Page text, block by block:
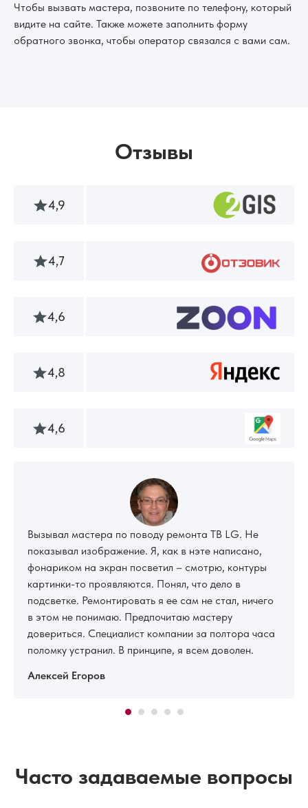
Чтобы вызвать мастера, позвоните по телефону, который
видите на сайте. Также можете заполнить форму
обратного звонка, чтобы оператор связался с вами сам.
Отзывы
4,9
4,7
4,6
4,8
4,6
Вызывал мастера по поводу ремонта ТВ LG. Не
показывал изображение. Я, как в нэте написано,
фонариком на экран посветил – смотрю, контуры
картинки-то проявляются. Понял, что дело в
подсветке. Ремонтировать я ее сам не стал, ничего
в этом не понимаю. Предпочитаю мастеру
довериться. Специалист компании за полтора часа
поломку устранил. В принципе, я всем доволен.
Алексей Егоров
Часто задаваемые вопросы